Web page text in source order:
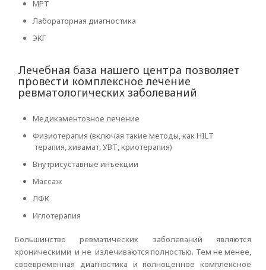
МРТ
Лабораторная диагностика
ЭКГ
Лечебная база нашего центра позволяет
провести комплексное лечение
ревматологических заболеваний
Медикаментозное лечение
Физиотерапия (включая такие методы, как HILT
терапия, хивамат, УВТ, криотерапия)
Внутрисуставные инъекции
Массаж
ЛФК
Иглотерапия
Большинство ревматических заболеваний являются
хроническими и не излечиваются полностью. Тем не менее,
своевременная диагностика и полноценное комплексное